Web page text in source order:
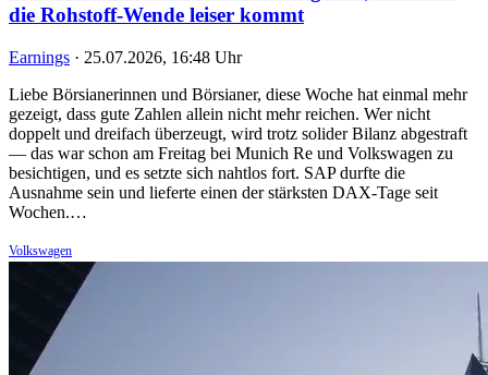
die Rohstoff-Wende leiser kommt
Earnings · 25.07.2026, 16:48 Uhr
Liebe Börsianerinnen und Börsianer, diese Woche hat einmal mehr
gezeigt, dass gute Zahlen allein nicht mehr reichen. Wer nicht
doppelt und dreifach überzeugt, wird trotz solider Bilanz abgestraft
— das war schon am Freitag bei Munich Re und Volkswagen zu
besichtigen, und es setzte sich nahtlos fort. SAP durfte die
Ausnahme sein und lieferte einen der stärksten DAX-Tage seit
Wochen.…
Volkswagen